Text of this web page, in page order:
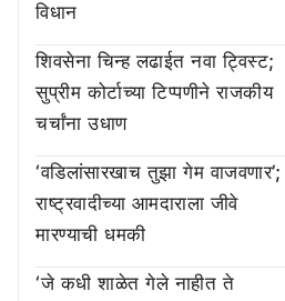
विधान
शिवसेना चिन्ह लढाईत नवा ट्विस्ट;
सुप्रीम कोर्टाच्या टिप्पणीने राजकीय
चर्चांना उधाण
‘वडिलांसारखाच तुझा गेम वाजवणार’;
राष्ट्रवादीच्या आमदाराला जीवे
मारण्याची धमकी
‘जे कधी शाळेत गेले नाहीत ते